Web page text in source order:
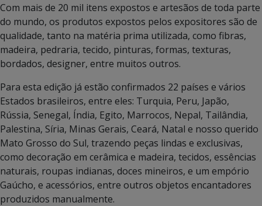
Com mais de 20 mil itens expostos e artesãos de toda parte
do mundo, os produtos expostos pelos expositores são de
qualidade, tanto na matéria prima utilizada, como fibras,
madeira, pedraria, tecido, pinturas, formas, texturas,
bordados, designer, entre muitos outros.
Para esta edição já estão confirmados 22 países e vários
Estados brasileiros, entre eles: Turquia, Peru, Japão,
Rússia, Senegal, Índia, Egito, Marrocos, Nepal, Tailândia,
Palestina, Síria, Minas Gerais, Ceará, Natal e nosso querido
Mato Grosso do Sul, trazendo peças lindas e exclusivas,
como decoração em cerâmica e madeira, tecidos, essências
naturais, roupas indianas, doces mineiros, e um empório
Gaúcho, e acessórios, entre outros objetos encantadores
produzidos manualmente.